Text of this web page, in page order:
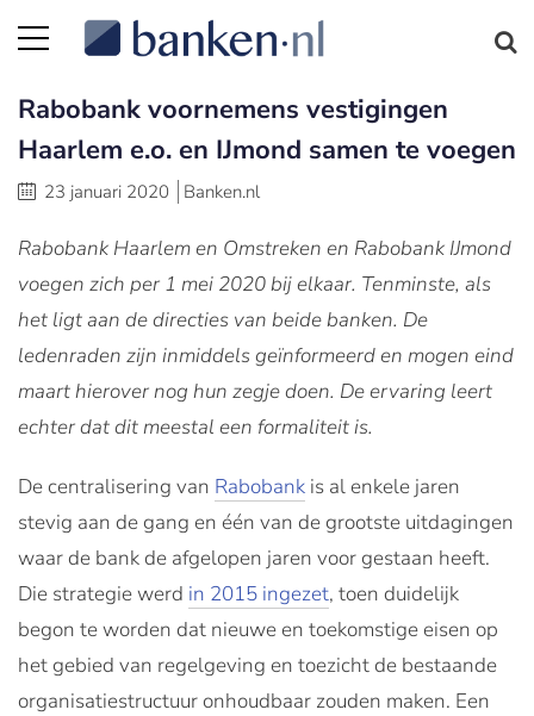
Rabobank voornemens vestigingen
Haarlem e.o. en IJmond samen te voegen
23 januari 2020 Banken.nl
Rabobank Haarlem en Omstreken en Rabobank IJmond
voegen zich per 1 mei 2020 bij elkaar. Tenminste, als
het ligt aan de directies van beide banken. De
ledenraden zijn inmiddels geïnformeerd en mogen eind
maart hierover nog hun zegje doen. De ervaring leert
echter dat dit meestal een formaliteit is.
De centralisering van Rabobank is al enkele jaren
stevig aan de gang en één van de grootste uitdagingen
waar de bank de afgelopen jaren voor gestaan heeft.
Die strategie werd in 2015 ingezet, toen duidelijk
begon te worden dat nieuwe en toekomstige eisen op
het gebied van regelgeving en toezicht de bestaande
organisatiestructuur onhoudbaar zouden maken. Een